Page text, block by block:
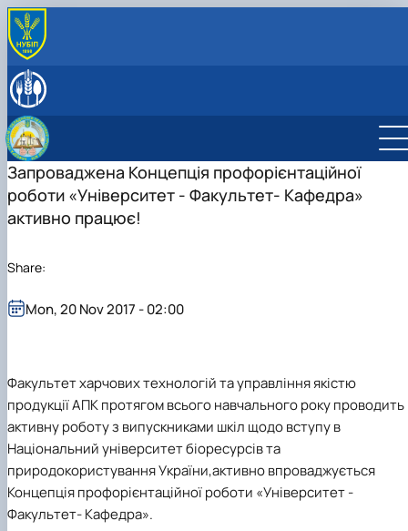
ABOUT
EDUCATIONAL ACTIVITIES
Науковий гурток «Інновації у процесах харчових
виробництв»
Дисципліни кафедри
Навчально-методична робота
SCIENTIFIC ACTIVITY
Research activities
Conferences
Конференції ф-ту харчових наук
Запроваджена Концепція профорієнтаційної
роботи «Університет - Факультет- Кафедра»
активно працює!
Факультет харчових технологій та управління якістю
продукції АПК протягом всього навчального року проводить
активну роботу з випускниками шкіл щодо вступу в
Національний університет біоресурсів та
природокористування України,активно впроваджується
Концепція профорієнтаційної роботи «Університет -
Факультет- Кафедра».
Mon, 20 Nov 2017 - 02:00
Share: